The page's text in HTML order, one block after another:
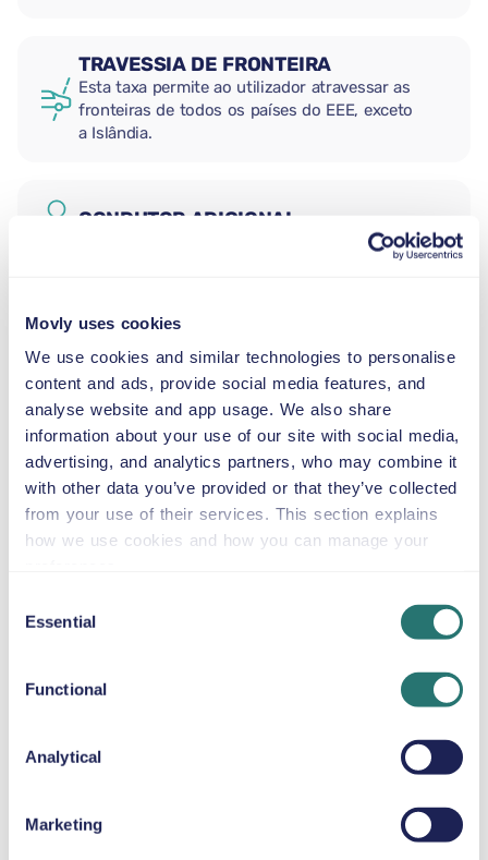
Movly uses cookies
We use cookies and similar technologies to personalise
content and ads, provide social media features, and
analyse website and app usage. We also share
information about your use of our site with social media,
advertising, and analytics partners, who may combine it
with other data you’ve provided or that they’ve collected
from your use of their services. This section explains
how we use cookies and how you can manage your
Selection
Essential
Functional
Analytical
Marketing
TRAVESSIA DE FRONTEIRA
Esta taxa permite ao utilizador atravessar as
fronteiras de todos os países do EEE, exceto
a Islândia.
CONDUTOR ADICIONAL
NASCIDOS
2,5–13 kg
CADEIRA AUTO PARA CRIANÇAS
PEQUENAS
9–18 kg
ASSENTO ELEVATÓRIO
CORRENTES PARA A NEVE